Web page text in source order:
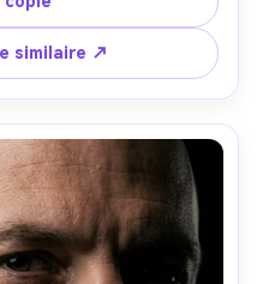
56mm f/1.2, encadrement
niveau des yeux, humeur
haute résolution,
pastel douce-AR 4:5
similaire ↗